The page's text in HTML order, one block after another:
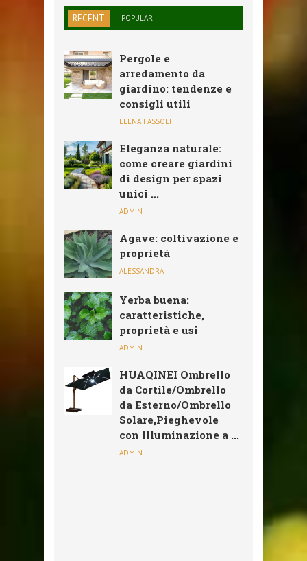
RECENT POPULAR
Pergole e
arredamento da
giardino: tendenze e
consigli utili
ELENA FASSOLI
Eleganza naturale:
come creare giardini
di design per spazi
unici ...
ADMIN
Agave: coltivazione e
proprietà
ALESSANDRA
Yerba buena:
caratteristiche,
proprietà e usi
ADMIN
HUAQINEI Ombrello
da Cortile/Ombrello
da Esterno/Ombrello
Solare,Pieghevole
con Illuminazione a ...
ADMIN